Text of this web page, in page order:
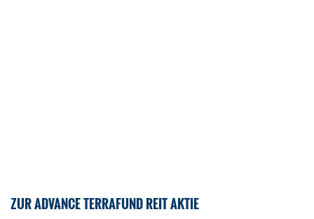
ZUR ADVANCE TERRAFUND REIT AKTIE